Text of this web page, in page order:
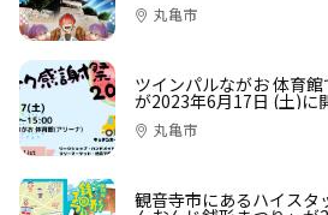
丸亀市
ツインパルながお 体育館
が2023年6月17日 (土)に
丸亀市
観音寺市にあるハイスタ